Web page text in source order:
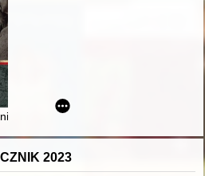
we wrześniu 1939 r
2023